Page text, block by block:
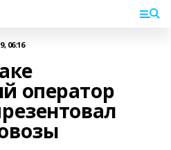
06:16
оператор